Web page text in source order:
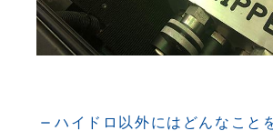
ハイドロ以外にはどんなこと